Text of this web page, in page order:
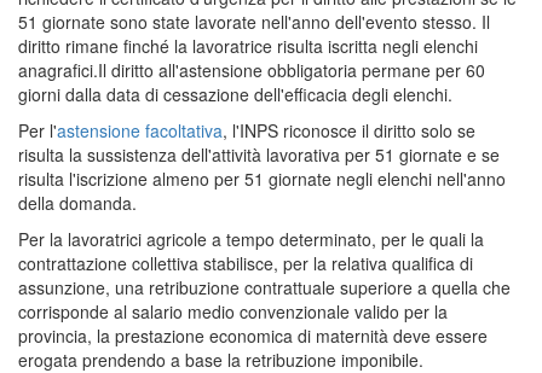
51 giornate sono state lavorate nell'anno dell'evento stesso. Il
diritto rimane finché la lavoratrice risulta iscritta negli elenchi
anagrafici.Il diritto all'astensione obbligatoria permane per 60
giorni dalla data di cessazione dell'efficacia degli elenchi.
Per l'astensione facoltativa, l'INPS riconosce il diritto solo se
risulta la sussistenza dell'attività lavorativa per 51 giornate e se
risulta l'iscrizione almeno per 51 giornate negli elenchi nell'anno
della domanda.
Per la lavoratrici agricole a tempo determinato, per le quali la
contrattazione collettiva stabilisce, per la relativa qualifica di
assunzione, una retribuzione contrattuale superiore a quella che
corrisponde al salario medio convenzionale valido per la
provincia, la prestazione economica di maternità deve essere
erogata prendendo a base la retribuzione imponibile.